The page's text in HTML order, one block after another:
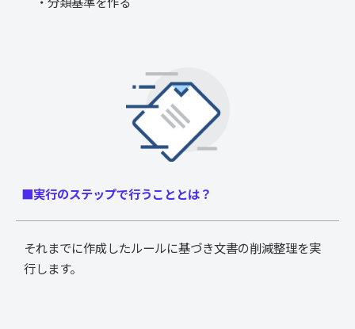
■実行のステップで行うこととは？
それまでに作成したルールに基づき文書の削減整理を実
行します。